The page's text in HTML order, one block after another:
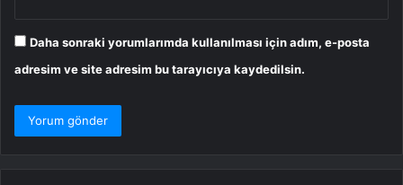
Daha sonraki yorumlarımda kullanılması için adım, e-posta
adresim ve site adresim bu tarayıcıya kaydedilsin.